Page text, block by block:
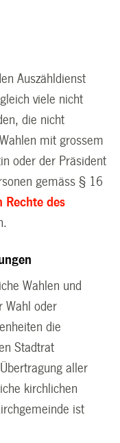
Auszähldienst
viele nicht
die nicht
mit grossem
oder der Präsident
gemäss § 16
Rechte des
Wahlen und
Wahl oder
die
Stadtrat
aller
kirchlichen
ist